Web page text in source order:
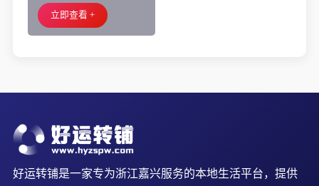
外摆、 房租2.2万/年
立即查看 +
好运转铺是一家专为浙江嘉兴服务的本地生活平台，提供